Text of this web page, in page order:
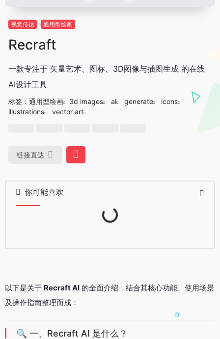
视觉传达 通用型绘画
Recraft
一款专注于 矢量艺术、图标、3D图像与插图生成 的在线
AI设计工具
标签： 通用型绘画 3d images ai generate
icons
illustrations
vector art
链接直达
你可能喜欢
Loading...
以下是关于 Recraft AI 的全面介绍，结合其核心功能、使用场景
及操作指南整理而成：
🔍 一、Recraft AI 是什么？